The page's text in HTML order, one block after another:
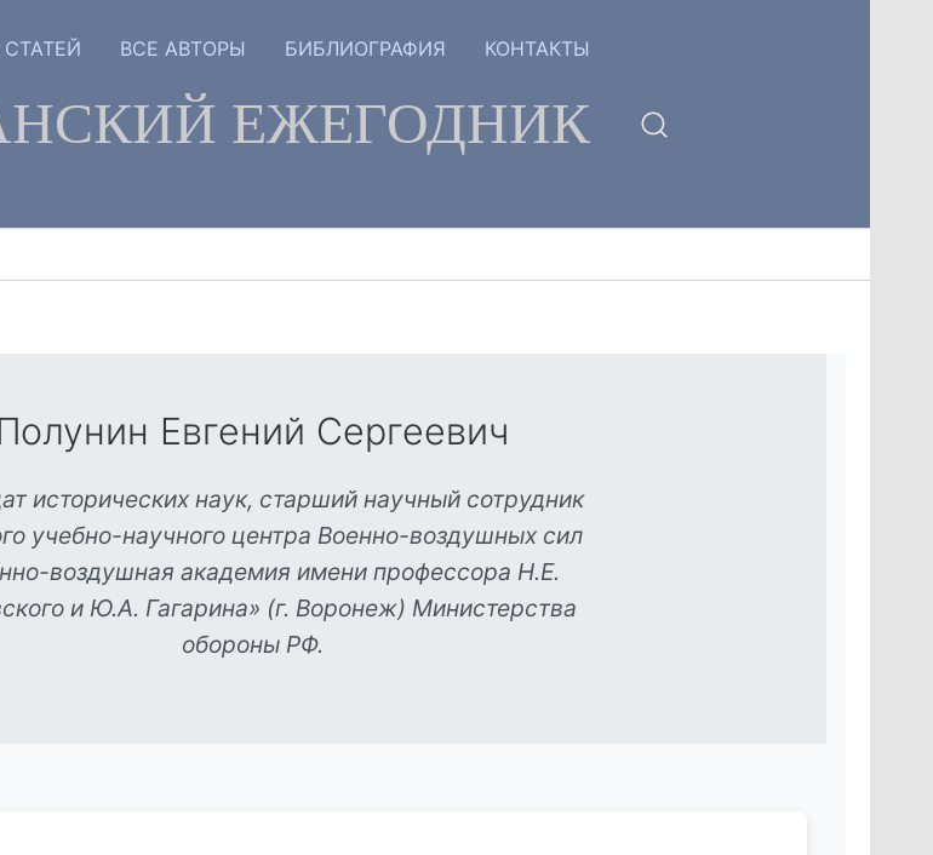
ЕЖЕГОДНИК
ВСЕ АВТОРЫ БИБЛИОГРАФИЯ КОНТАКТЫ
Евгений Сергеевич
исторических наук, старший научный сотрудник
учебно-научного центра Военно-воздушных сил
воздушная академия имени профессора Н.Е.
и Ю.А. Гагарина» (г. Воронеж) Министерства
обороны РФ.